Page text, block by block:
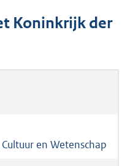
Koninkrijk der
en Wetenschap